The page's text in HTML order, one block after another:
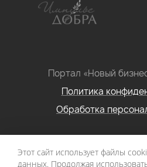
Портал «Новый
Политика
Обработка
Условия использования
портала «Новый
Этот сайт использует файлы
данных. Продолжая